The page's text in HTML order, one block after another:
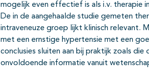
mogelijk even effectief is als i.v. therapie
De in de aangehaalde studie gemeten
intraveneuze groep lijkt klinisch relevant.
met een ernstige hypertensie met een
conclusies sluiten aan bij praktijk zoals
onvoldoende informatie vanuit